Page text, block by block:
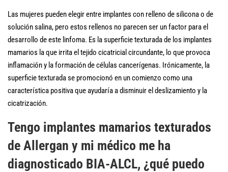
Las mujeres pueden elegir entre implantes con relleno de silicona o de
solución salina, pero estos rellenos no parecen ser un factor para el
desarrollo de este linfoma. Es la superficie texturada de los implantes
mamarios la que irrita el tejido cicatricial circundante, lo que provoca
inflamación y la formación de células cancerígenas. Irónicamente, la
superficie texturada se promocionó en un comienzo como una
característica positiva que ayudaría a disminuir el deslizamiento y la
cicatrización.
Tengo implantes mamarios texturados
de Allergan y mi médico me ha
diagnosticado BIA-ALCL, ¿qué puedo